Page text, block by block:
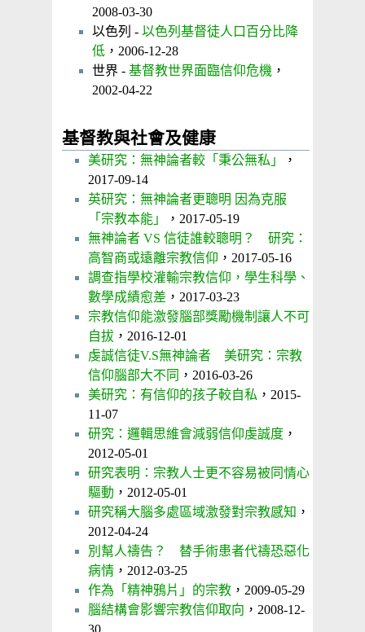
2008-03-30
以色列 - 以色列基督徒人口百分比降
低 ，2006-12-28
世界 - 基督教世界面臨信仰危機 ，
2002-04-22
基督教與社會及健康
美研究：無神論者較「秉公無私」
，
2017-09-14
英研究：無神論者更聰明 因為克服
「宗教本能」
，2017-05-19
無神論者 VS 信徒誰較聰明？ 研究：
高智商或遠離宗教信仰 ，2017-05-16
調查指學校灌輸宗教信仰，學生科學、
數學成績愈差 ，2017-03-23
宗教信仰能激發腦部獎勵機制讓人不可
自拔 ，2016-12-01
虔誠信徒V.S無神論者 美研究：宗教
信仰腦部大不同 ，2016-03-26
美研究：有信仰的孩子較自私 ，2015-
11-07
研究：邏輯思維會減弱信仰虔誠度 ，
2012-05-01
研究表明：宗教人士更不容易被同情心
驅動 ，2012-05-01
研究稱大腦多處區域激發對宗教感知 ，
2012-04-24
別幫人禱告？ 替手術患者代禱恐惡化
病情 ，2012-03-25
作為「精神鴉片」的宗教 ，2009-05-29
腦結構會影響宗教信仰取向 ，2008-12-